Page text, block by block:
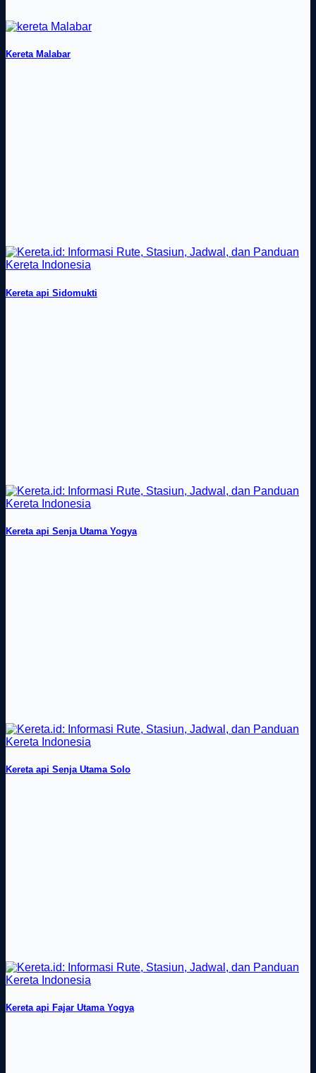
Kereta Malabar
Kereta api Sidomukti
Kereta api Senja Utama Yogya
Kereta api Senja Utama Solo
Kereta api Fajar Utama Yogya